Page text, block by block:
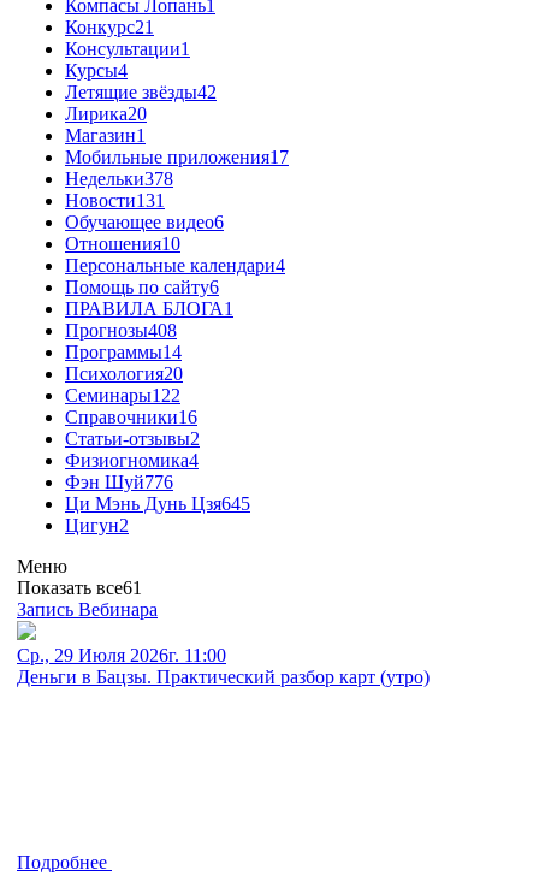
Компасы Лопань1
Конкурс21
Консультации1
Курсы4
Летящие звёзды42
Лирика20
Магазин1
Мобильные приложения17
Недельки378
Новости131
Обучающее видео6
Отношения10
Персональные календари4
Помощь по сайту6
ПРАВИЛА БЛОГА1
Прогнозы408
Программы14
Психология20
Семинары122
Справочники16
Статьи-отзывы2
Физиогномика4
Фэн Шуй776
Ци Мэнь Дунь Цзя645
Цигун2
Меню
Показать все61
Запись Вебинара
Ср., 29 Июля 2026г. 11:00
Деньги в Бацзы. Практический разбор карт (утро)
Подробнее